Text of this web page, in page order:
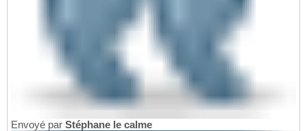
Envoyé par Stéphane le calme